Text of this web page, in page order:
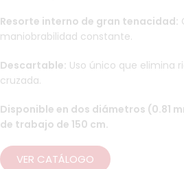
Resorte interno de gran tenacidad:
maniobrabilidad constante.
Descartable: Uso único que elimina
cruzada.
Disponible en dos diámetros (0.81
de trabajo de 150 cm.
VER CATÁLOGO